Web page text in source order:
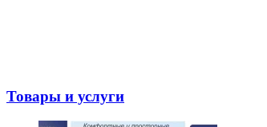
Товары и услуги